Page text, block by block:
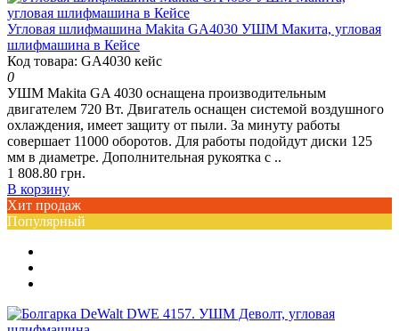
Угловая шлифмашина Makita GA4030 УШМ Макита, угловая
шлифмашина в Кейсе
Код товара: GA4030 кейс
0
УШМ Makita GA 4030 оснащена производительным
двигателем 720 Вт. Двигатель оснащен системой воздушного
охлаждения, имеет защиту от пыли. За минуту работы
совершает 11000 оборотов. Для работы подойдут диски 125
мм в диаметре. Дополнительная рукоятка с ..
1 808.80 грн.
В корзину
Хит продаж
Популярный